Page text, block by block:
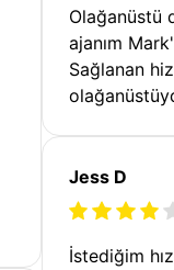
Olağanüstü
ajanım
Sağlanan
Jess D
İstediğim